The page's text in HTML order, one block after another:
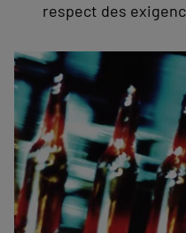
respect des